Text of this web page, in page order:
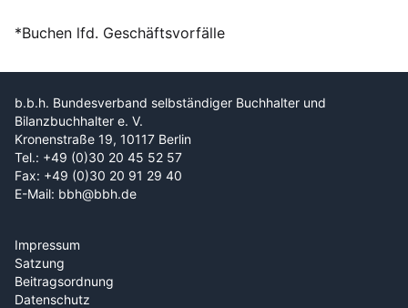
*Buchen lfd. Geschäftsvorfälle
b.b.h. Bundesverband selbständiger Buchhalter und
Bilanzbuchhalter e. V.
Kronenstraße 19, 10117 Berlin
Tel.: +49 (0)30 20 45 52 57
Fax: +49 (0)30 20 91 29 40
E-Mail: bbh@bbh.de
Impressum
Satzung
Beitragsordnung
Datenschutz